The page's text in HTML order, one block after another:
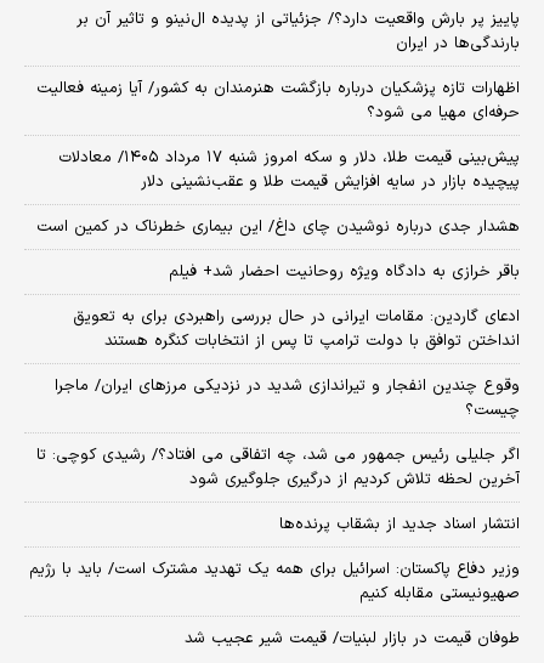
پاییز پر بارش واقعیت دارد؟/ جزئیاتی از پدیده ال‌نینو و تاثیر آن بر
بارندگی‌ها در ایران
اظهارات تازه پزشکیان درباره بازگشت هنرمندان به کشور/ آیا زمینه فعالیت
حرفه‌ای مهیا می شود؟
پیش‌بینی قیمت طلا، دلار و سکه امروز شنبه ۱۷ مرداد ۱۴۰۵/ معادلات
پیچیده بازار در سایه افزایش قیمت طلا و عقب‌نشینی دلار
هشدار جدی درباره نوشیدن چای داغ/ این بیماری خطرناک در کمین است
باقر خرازی به دادگاه ویژه روحانیت احضار شد+ فیلم
ادعای گاردین: مقامات ایرانی در حال بررسی راهبردی برای به تعویق
انداختن توافق با دولت ترامپ تا پس از انتخابات کنگره هستند
وقوع چندین انفجار و تیراندازی شدید در نزدیکی مرز‌های ایران/ ماجرا
چیست؟
اگر جلیلی رئیس جمهور می شد، چه اتفاقی می افتاد؟/ رشیدی کوچی: تا
آخرین لحظه تلاش کردیم از درگیری جلوگیری شود
انتشار اسناد جدید از بشقاب پرنده‌ها
وزیر دفاع پاکستان: اسرائیل برای همه یک تهدید مشترک است/ باید با رژیم
صهیونیستی مقابله کنیم
طوفان قیمت در بازار لبنیات/ قیمت شیر عجیب شد